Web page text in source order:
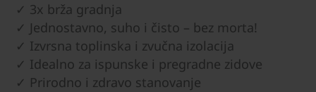
✓ 3x brža gradnja
✓ Jednostavno, suho i čisto – bez morta!
✓ Izvrsna toplinska i zvučna izolacija
✓ Idealno za ispunske i pregradne zidove
✓ Prirodno i zdravo stanovanje